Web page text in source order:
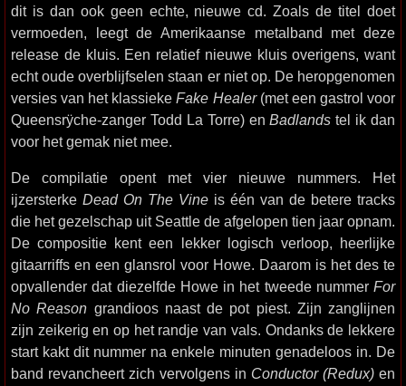
dit is dan ook geen echte, nieuwe cd. Zoals de titel doet
vermoeden, leegt de Amerikaanse metalband met deze
release de kluis. Een relatief nieuwe kluis overigens, want
echt oude overblijfselen staan er niet op. De heropgenomen
versies van het klassiekeFake Healer(met een gastrol voor
Queensrÿche-zanger Todd La Torre) enBadlands tel ik dan
voor het gemak niet mee.
De compilatie opent met vier nieuwe nummers. Het
ijzersterke Dead On The Vine is één van de betere tracks
die het gezelschap uit Seattle de afgelopen tien jaar opnam.
De compositie kent een lekker logisch verloop, heerlijke
gitaarriffs en een glansrol voor Howe. Daarom is het des te
opvallender dat diezelfde Howe in het tweede nummer For
No Reason grandioos naast de pot piest. Zijn zanglijnen
zijn zeikerig en op het randje van vals. Ondanks de lekkere
start kakt dit nummer na enkele minuten genadeloos in. De
band revancheert zich vervolgens in Conductor (Redux) en